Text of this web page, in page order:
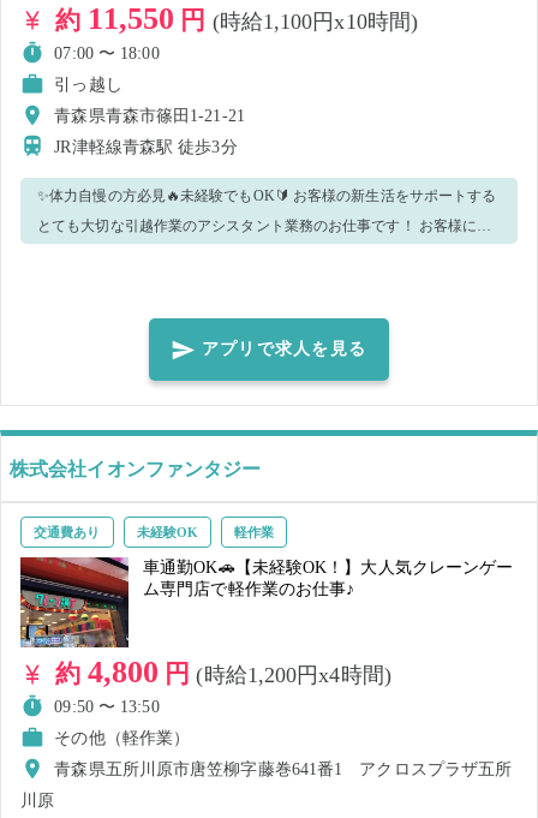
約 11,550 円 (時給1,100円x10時間)
07:00 〜 18:00
引っ越し
青森県青森市篠田1-21-21
JR津軽線青森駅徒歩3分
✨体力自慢の方必見🔥未経験でもOK🔰 お客様の新生活をサポートする
とても大切な引越作業のアシスタント業務のお仕事です！ お客様に喜
入出、梱包・開梱等の作業があります。 ・初めての方でもリーダーが
丁寧にレクチャーしますので、ご安心ください！ ・継続的に複数の求
人を掲載予定ですので、就業可能な日があれば、是非ご応募くださ
い！ ※作業の進捗によっては残業が発生する場合がございます。ご了
承ください。
アプリで求人を見る
株式会社イオンファンタジー
交通費あり 未経験OK 軽作業
車通勤OK🚗【未経験OK！】大人気クレーンゲー
ム専門店で軽作業のお仕事♪
約 4,800 円(時給1,200円x4時間)
09:50 〜 13:50
その他（軽作業）
青森県五所川原市唐笠柳字藤巻641番1 アクロスプラザ五所
川原